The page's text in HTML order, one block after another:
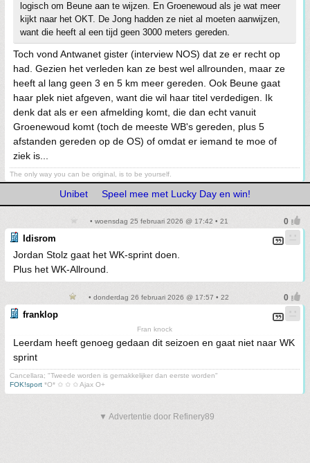
logisch om Beune aan te wijzen. En Groenewoud als je wat meer
kijkt naar het OKT. De Jong hadden ze niet al moeten aanwijzen,
want die heeft al een tijd geen 3000 meters gereden.
Toch vond Antwanet gister (interview NOS) dat ze er recht op
had. Gezien het verleden kan ze best wel allrounden, maar ze
heeft al lang geen 3 en 5 km meer gereden. Ook Beune gaat
haar plek niet afgeven, want die wil haar titel verdedigen. Ik
denk dat als er een afmelding komt, die dan echt vanuit
Groenewoud komt (toch de meeste WB's gereden, plus 5
afstanden gereden op de OS) of omdat er iemand te moe of
ziek is...
The only way you can be original, is to be yourself.
Unibet Speel mee met Lucky Day en win!
• woensdag 25 februari 2026 @ 17:42 • 21
Idisrom
Jordan Stolz gaat het WK-sprint doen.
Plus het WK-Allround.
• donderdag 26 februari 2026 @ 17:57 • 22
franklop
Fran knock
Leerdam heeft genoeg gedaan dit seizoen en gaat niet naar WK
sprint
Cancellara; "Tweede worden is gemakkelijker dan eerste worden"
FOK!sport *O* ✩ ✩ ✩ Ajax O+
▼ Advertentie door Refinery89